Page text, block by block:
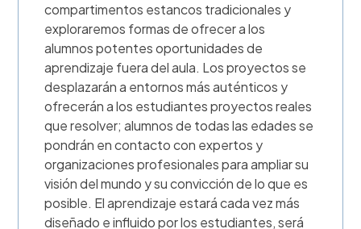
compartimentos estancos tradicionales y
exploraremos formas de ofrecer a los
alumnos potentes oportunidades de
aprendizaje fuera del aula. Los proyectos se
desplazarán a entornos más auténticos y
ofrecerán a los estudiantes proyectos reales
que resolver; alumnos de todas las edades se
pondrán en contacto con expertos y
organizaciones profesionales para ampliar su
visión del mundo y su convicción de lo que es
posible. El aprendizaje estará cada vez más
diseñado e influido por los estudiantes, será